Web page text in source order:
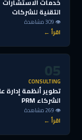
خدمات الاستشارات
التقنية للشركات
👁 309 مشاهدة
اقرأ ←
05
CONSULTING
تطوير أنظمة إدارة
الشركاء PRM
👁 269 مشاهدة
اقرأ ←